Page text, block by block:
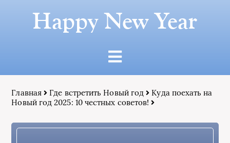
Happy New Year
Главная Где встретить Новый год
Куда поехать на
Новый год 2025: 10 честных советов!